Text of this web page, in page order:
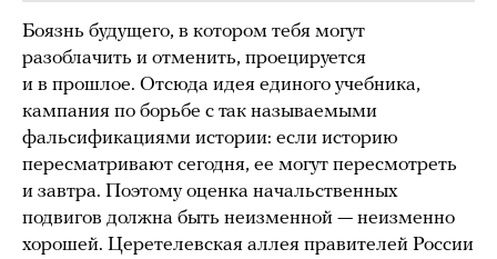
Боязнь будущего, в котором тебя могут
разоблачить и отменить, проецируется
и в прошлое. Отсюда идея единого учебника,
кампания по борьбе с так называемыми
фальсификациями истории: если историю
пересматривают сегодня, ее могут пересмотреть
и завтра. Поэтому оценка начальственных
подвигов должна быть неизменной — неизменно
хорошей. Церетелевская аллея правителей России